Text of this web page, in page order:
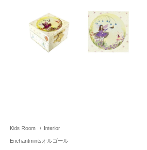
Kids Room / Interior
Enchantmintsオルゴール